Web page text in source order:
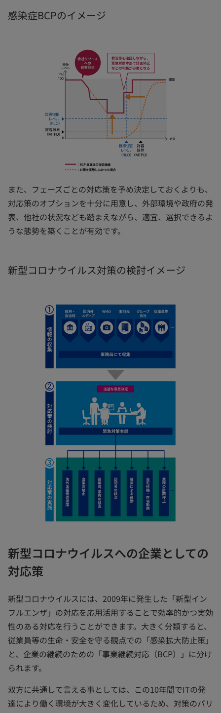
感染症BCPのイメージ
また、フェーズごとの対応策を予め決定しておくよりも、
対応策のオプションを十分に用意し、外部環境や政府の発
表、他社の状況なども踏まえながら、適宜、選択できるよ
うな態勢を築くことが有効です。
新型コロナウイルス対策の検討イメージ
新型コロナウイルスへの企業としての
対応策
新型コロナウイルスには、2009年に発生した「新型イン
フルエンザ」の対応を応用活用することで効率的かつ実効
性のある対応を行うことができます。大きく分類すると、
従業員等の生命・安全を守る観点での「感染拡大防止策」
と、企業の継続のための「事業継続対応（BCP）」に分け
られます。
双方に共通して言える事としては、この10年間でITの発
達により働く環境が大きく変化しているため、対策のバリ